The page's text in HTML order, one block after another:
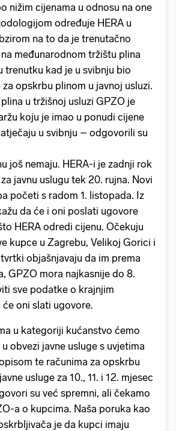
nižim cijenama u odnosu na one
određuje HERA u
na to da je trenutačno
međunarodnom tržištu plina
trenutku kad je u svibnju bio
opskrbu plinom u javnoj usluzi.
u tržišnoj usluzi GPZO je
koju je imao u ponudi cijene
u svibnju – odgovorili su
još nemaju. HERA-i je zadnji rok
javnu uslugu tek 20. rujna. Novi
početi s radom 1. listopada. Iz
da će i oni poslati ugovore
HERA odredi cijenu. Očekuju
kupce u Zagrebu, Velikoj Gorici i
objašnjavaju da im prema
GPZO mora najkasnije do 8.
sve podatke o krajnjim
će oni slati ugovore.
u kategoriji kućanstvo ćemo
obvezi javne usluge s uvjetima
te računima za opskrbu
usluge za 10., 11. i 12. mjesec
su već spremni, ali čekamo
a o kupcima. Naša poruka kao
je da kupci imaju